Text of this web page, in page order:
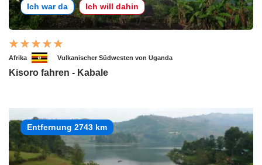
Ich war da Ich will dahin
Afrika Vulkanischer Südwesten von Uganda
Kisoro fahren - Kabale
Entfernung 2743 km